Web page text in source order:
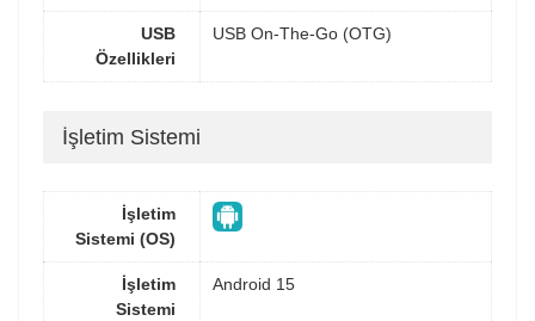
USB
Özellikleri
USB On-The-Go (OTG)
İşletim Sistemi
İşletim
Sistemi (OS)
İşletim
Sistemi
Android 15